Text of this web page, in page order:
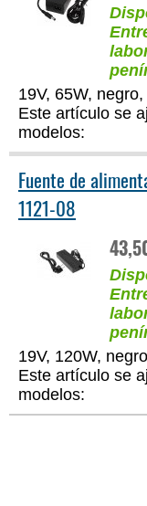
19V, 65W,
Este artículo se
modelos:
Fuente de
1121-08
19V, 120W,
Este artículo se
modelos: